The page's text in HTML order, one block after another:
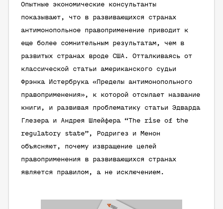
Опытные экономические консультанты
показывают, что в развивающихся странах
антимонопольное правоприменение приводит к
еще более сомнительным результатам, чем в
развитых странах вроде США. Отталкиваясь от
классической статьи американского судьи
Фрэнка Истербрука «Пределы антимонопольного
правоприменения», к которой отсылает название
книги, и развивая проблематику статьи Эдварда
Глезера и Андрея Шлейфера “The rise of the
regulatory state”, Родригез и Менон
объясняют, почему извращение целей
правоприменения в развивающихся странах
является правилом, а не исключением.